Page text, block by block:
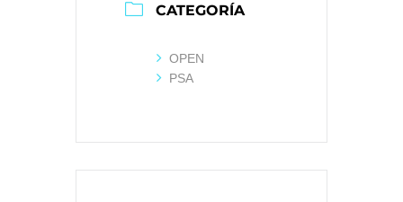
CATEGORÍA
OPEN
PSA